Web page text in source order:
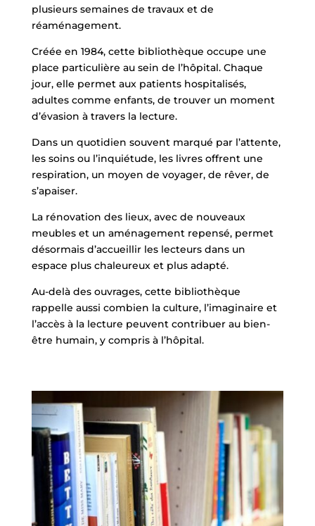
plusieurs semaines de travaux et de
réaménagement.
Créée en 1984, cette bibliothèque occupe une
place particulière au sein de l’hôpital. Chaque
jour, elle permet aux patients hospitalisés,
adultes comme enfants, de trouver un moment
d’évasion à travers la lecture.
Dans un quotidien souvent marqué par l’attente,
les soins ou l’inquiétude, les livres offrent une
respiration, un moyen de voyager, de rêver, de
s’apaiser.
La rénovation des lieux, avec de nouveaux
meubles et un aménagement repensé, permet
désormais d’accueillir les lecteurs dans un
espace plus chaleureux et plus adapté.
Au-delà des ouvrages, cette bibliothèque
rappelle aussi combien la culture, l’imaginaire et
l’accès à la lecture peuvent contribuer au bien-
être humain, y compris à l’hôpital.